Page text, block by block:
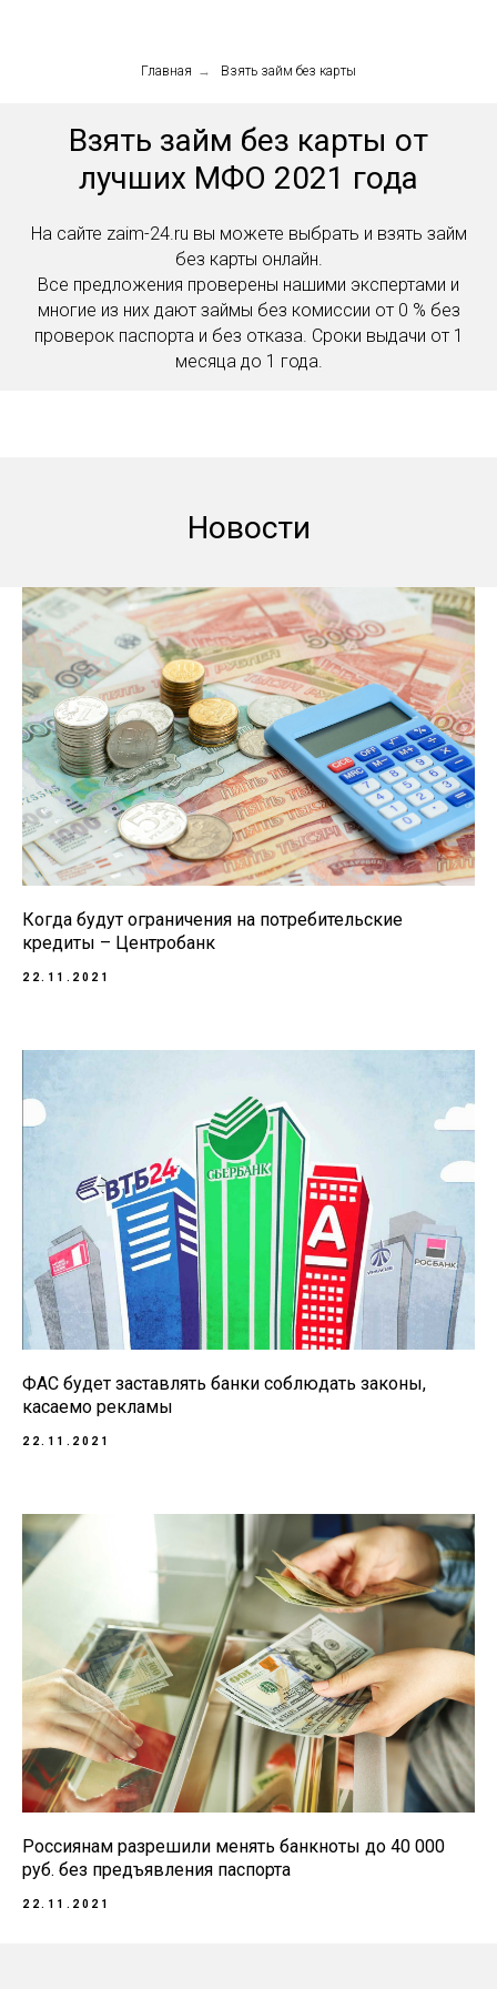
Главная → Взять займ без карты
Взять займ без карты от
лучших МФО 2021 года
На сайте zaim-24.ru вы можете выбрать и взять займ
без карты онлайн.
Все предложения проверены нашими экспертами и
многие из них дают займы без комиссии от 0 % без
проверок паспорта и без отказа. Сроки выдачи от 1
месяца до 1 года.
Новости
Когда будут ограничения на потребительские
кредиты – Центробанк
22.11.2021
ФАС будет заставлять банки соблюдать законы,
касаемо рекламы
22.11.2021
Россиянам разрешили менять банкноты до 40 000
руб. без предъявления паспорта
22.11.2021